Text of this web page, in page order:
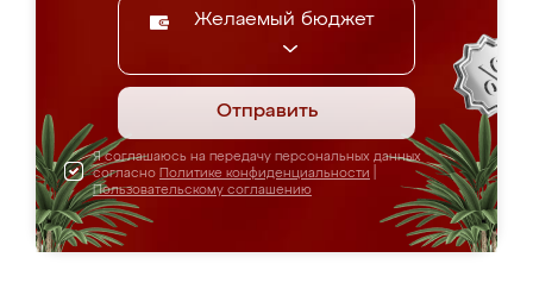
Желаемый бюджет
Отправить
Я соглашаюсь на передачу персональных данных
согласно Политике конфиденциальности
Пользовательскому соглашению